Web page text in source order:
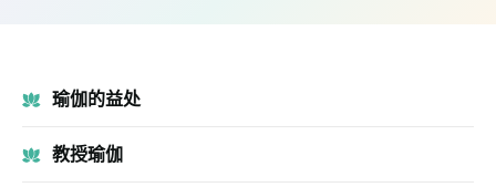
瑜伽的益处
教授瑜伽